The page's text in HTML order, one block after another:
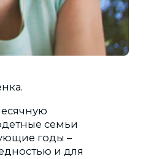
семьи
годы –
и для